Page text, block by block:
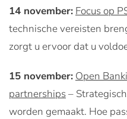
14 november: Focus op
technische vereisten
zorgt u ervoor dat u
15 november: Open
partnerships–
worden gemaakt. Hoe